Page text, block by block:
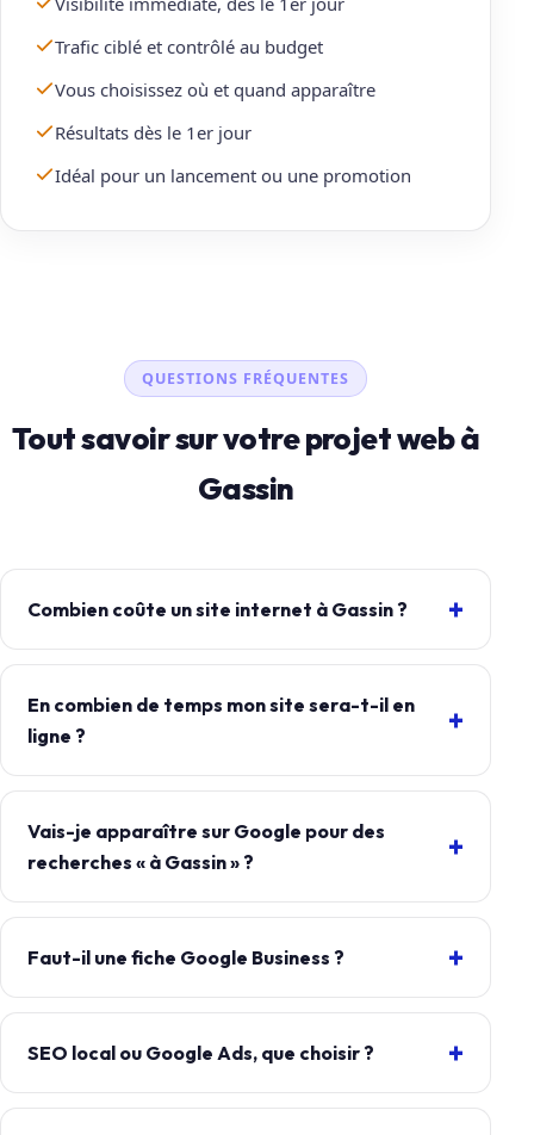
Trafic ciblé et contrôlé au budget
Vous choisissez où et quand apparaître
Résultats dès le 1er jour
Idéal pour un lancement ou une promotion
QUESTIONS FRÉQUENTES
Tout savoir sur votre projet web à
Gassin
Combien coûte un site internet à Gassin ?
En combien de temps mon site sera-t-il en
ligne ?
Vais-je apparaître sur Google pour des
recherches « à Gassin » ?
Faut-il une fiche Google Business ?
SEO local ou Google Ads, que choisir ?